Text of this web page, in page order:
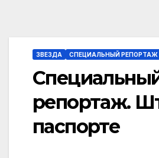
ЗВЕЗДА СПЕЦИАЛЬНЫЙ РЕПОРТАЖ
репортаж.
паспорте